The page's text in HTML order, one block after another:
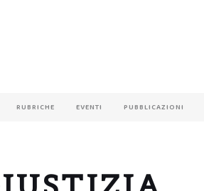
RUBRICHE EVENTI PUBBLICAZIONI